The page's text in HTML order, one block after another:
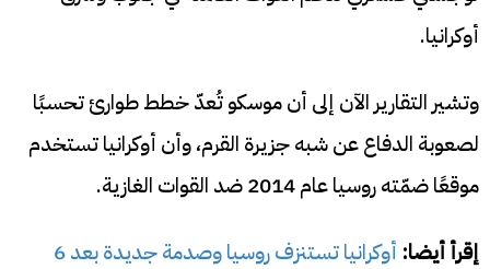
أوكرانيا.
وتشير التقارير الآن إلى أن موسكو تُعدّ خطط طوارئ تحسبًا
لصعوبة الدفاع عن شبه جزيرة القرم، وأن أوكرانيا تستخدم
موقعًا ضمّته روسيا عام 2014 ضد القوات الغازية.
إقرأ أيضا:
أوكرانيا تستنزف روسيا وصدمة جديدة بعد 6